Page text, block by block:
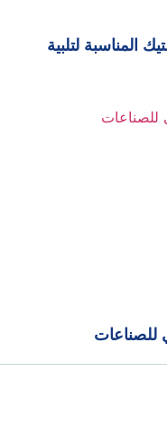
المناسبة لتلبية
للصناعات